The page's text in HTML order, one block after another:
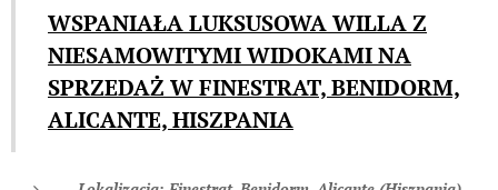
WSPANIAŁA LUKSUSOWA WILLA Z
NIESAMOWITYMI WIDOKAMI NA
SPRZEDAŻ W FINESTRAT, BENIDORM,
ALICANTE, HISZPANIA